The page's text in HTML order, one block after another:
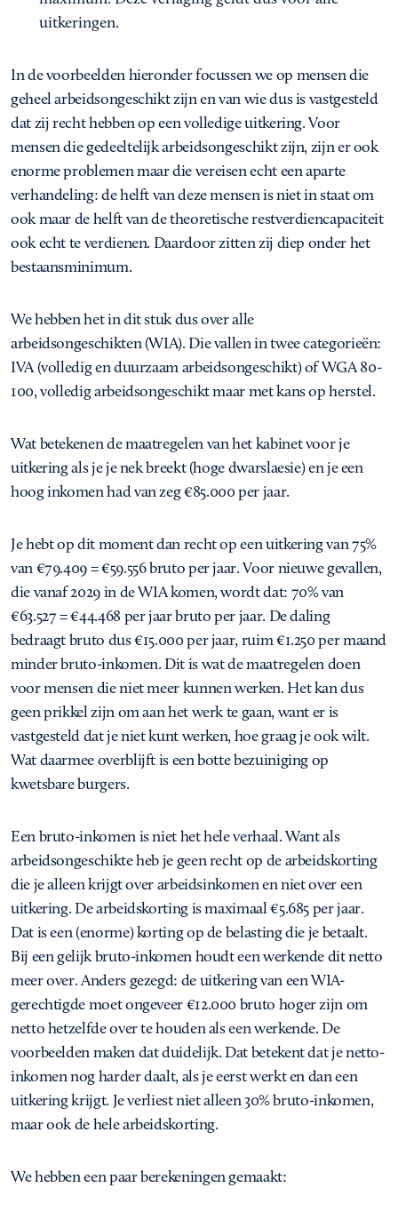
uitkeringen.
In de voorbeelden hieronder focussen we op mensen die
geheel arbeidsongeschikt zijn en van wie dus is vastgesteld
dat zij recht hebben op een volledige uitkering. Voor
mensen die gedeeltelijk arbeidsongeschikt zijn, zijn er ook
enorme problemen maar die vereisen echt een aparte
verhandeling: de helft van deze mensen is niet in staat om
ook maar de helft van de theoretische restverdiencapaciteit
ook echt te verdienen. Daardoor zitten zij diep onder het
bestaansminimum.
We hebben het in dit stuk dus over alle
arbeidsongeschikten (WIA). Die vallen in twee categorieën:
IVA (volledig en duurzaam arbeidsongeschikt) of WGA 80-
100, volledig arbeidsongeschikt maar met kans op herstel.
Wat betekenen de maatregelen van het kabinet voor je
uitkering als je je nek breekt (hoge dwarslaesie) en je een
hoog inkomen had van zeg €85.000 per jaar.
Je hebt op dit moment dan recht op een uitkering van 75%
van €79.409 = €59.556 bruto per jaar. Voor nieuwe gevallen,
die vanaf 2029 in de WIA komen, wordt dat: 70% van
€63.527 = €44.468 per jaar bruto per jaar. De daling
bedraagt bruto dus €15.000 per jaar, ruim €1.250 per maand
minder bruto-inkomen. Dit is wat de maatregelen doen
voor mensen die niet meer kunnen werken. Het kan dus
geen prikkel zijn om aan het werk te gaan, want er is
vastgesteld dat je niet kunt werken, hoe graag je ook wilt.
Wat daarmee overblijft is een botte bezuiniging op
kwetsbare burgers.
Een bruto-inkomen is niet het hele verhaal. Want als
arbeidsongeschikte heb je geen recht op de arbeidskorting
die je alleen krijgt over arbeidsinkomen en niet over een
uitkering. De arbeidskorting is maximaal €5.685 per jaar.
Dat is een (enorme) korting op de belasting die je betaalt.
Bij een gelijk bruto-inkomen houdt een werkende dit netto
meer over. Anders gezegd: de uitkering van een WIA-
gerechtigde moet ongeveer €12.000 bruto hoger zijn om
netto hetzelfde over te houden als een werkende. De
voorbeelden maken dat duidelijk. Dat betekent dat je netto-
inkomen nog harder daalt, als je eerst werkt en dan een
uitkering krijgt. Je verliest niet alleen 30% bruto-inkomen,
maar ook de hele arbeidskorting.
We hebben een paar berekeningen gemaakt: